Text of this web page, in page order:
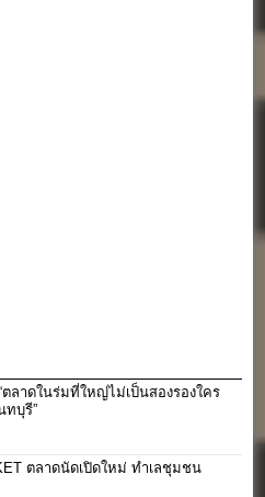
ลาดในร่มที่ใหญ่ไม่เป็นสองรองใคร
ทบุรี”
ตลาดนัดเปิดใหม่ ทำเลชุมชน